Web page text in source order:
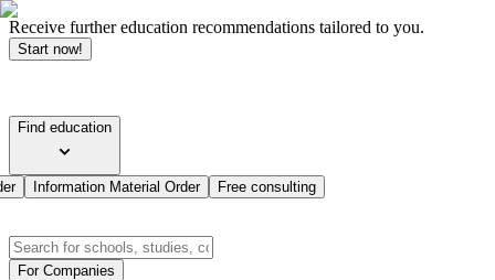
Receive further education recommendations tailored to you.
Start now!
Find education
Information Material Order Free consulting
For Companies